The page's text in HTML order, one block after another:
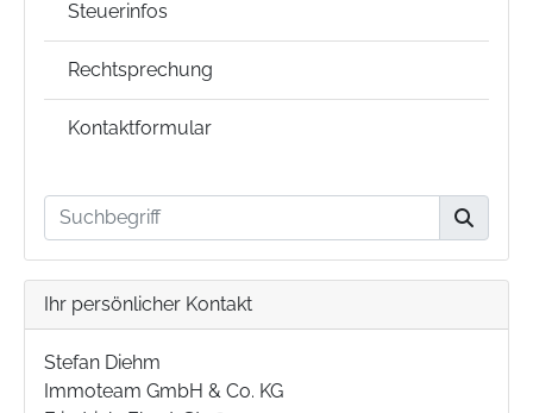
Steuerinfos
Rechtsprechung
Kontaktformular
Ihr persönlicher Kontakt
Stefan Diehm
Immoteam GmbH & Co. KG